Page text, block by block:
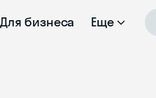
Для бизнеса Еще